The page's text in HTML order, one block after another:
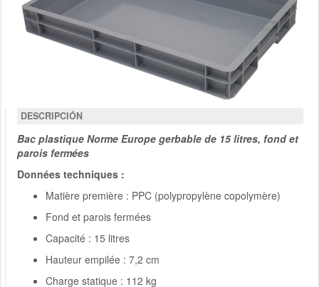
DESCRIPCIÓN
Bac plastique Norme Europe gerbable de 15 litres, fond et
parois fermées
Données techniques :
Matière première : PPC (polypropylène copolymère)
Fond et parois fermées
Capacité : 15 litres
Hauteur empilée : 7,2 cm
Charge statique : 112 kg